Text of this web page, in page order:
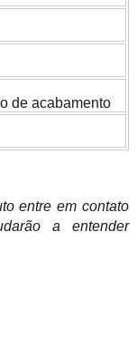
de acabamento
entre em contato
a entender